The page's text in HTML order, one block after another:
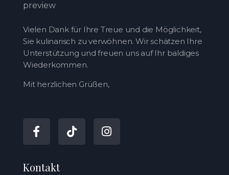
Vielen Dank für Ihre Treue und die Möglichkeit,
Sie kulinarisch zu verwöhnen. Wir schätzen Ihre
Unterstützung und freuen uns auf Ihr baldiges
Wiederkommen.
Mit herzlichen Grüßen,
Kontakt